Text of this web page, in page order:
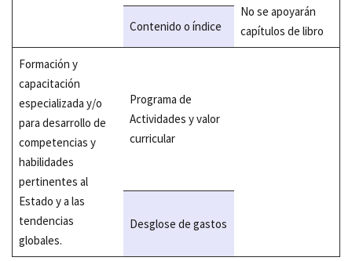
No se apoyarán
capítulos de libro
Contenido o índice
Formación y
capacitación
especializada y/o
para desarrollo de
competencias y
habilidades
pertinentes al
Estado y a las
tendencias
globales.
Programa de
Actividades y valor
curricular
Desglose de gastos